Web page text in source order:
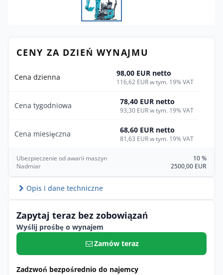
CENY ZA DZIEŃ WYNAJMU
Cena dzienna 98,00 EUR netto
116,62 EUR w tym. 19% VAT
Cena tygodniowa 78,40 EUR netto
93,30 EUR w tym. 19% VAT
Cena miesięczna 68,60 EUR netto
81,63 EUR w tym. 19% VAT
Ubezpieczenie od awarii maszyn
10 %
Nadmiar
2500,00 EUR
Opis i dane techniczne
Zapytaj teraz bez zobowiązań
Wyślij prośbę o wynajem
Zamów teraz
Zadzwoń bezpośrednio do najemcy